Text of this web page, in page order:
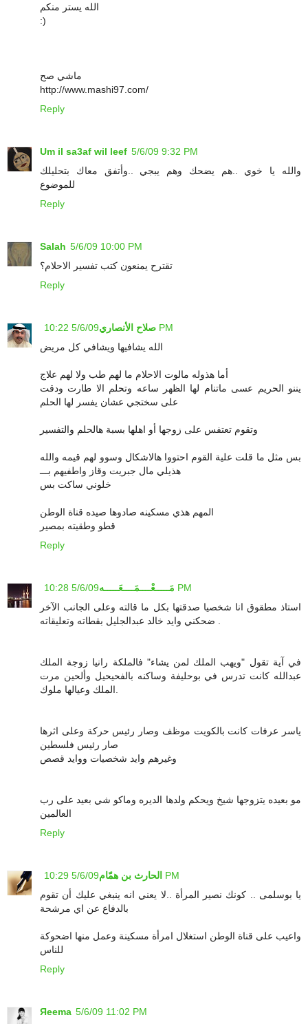
الله يستر منكم
:)
ماشي صح
http://www.mashi97.com/
Reply
Um il sa3af wil leef 5/6/09 9:32 PM
والله يا خوي ..هم يضحك وهم يبجي ..وأتفق معاك بتحليلك
للموضوع
Reply
Salah 5/6/09 10:00 PM
تقترح يمنعون كتب تفسير الاحلام؟
Reply
صلاح الأنصاري 5/6/09 10:22 PM
الله يشافيها ويشافي كل مريض
أما هذوله مالوت الاحلام ما لهم طب ولا لهم علاج
يننو الحريم عسى ماتنام لها الظهر ساعه وتحلم الا طارت ودقت
على سختجي عشان يفسر لها الحلم
وتقوم تعتفس على زوجها أو اهلها بسبة هالحلم والتفسير
بس مثل ما قلت علية القوم احتووا هالاشكال وسوو لهم قيمه والله
هذيلي مال جبريت وقاز واطفيهم بـــ
خلوني ساكت بس
المهم هذي مسكينه صادوها صيده قناة الوطن
قطو وطقيته بمصير
Reply
مَـــــعْــــمَــــعَـــــه 5/6/09 10:28 PM
استاذ مطقوق انا شخصيا صدقتها بكل ما قالته وعلى الجانب الآخر
في آية تقول "ويهب الملك لمن يشاء" فالملكة رانيا زوجة الملك
عبدالله كانت تدرس في بوحليفة وساكنه بالفحيحيل وألحين مرت
ياسر عرفات كانت بالكويت موظف وصار رئيس حركة وعلى اثرها
صار رئيس فلسطين
وغيرهم وايد شخصيات ووايد قصص
مو بعيده يتزوجها شيخ ويحكم ولدها الديره وماكو شي بعيد على رب
العالمين
Reply
الحارث بن همّام 5/6/09 10:29 PM
يا بوسلمى .. كونك نصير المرأة ..لا يعني انه ينبغي عليك أن تقوم
بالدفاع عن اي مرشحة
واعيب على قناة الوطن استغلال امرأة مسكينة وعمل منها اضحوكة
للناس
Reply
Яeema 5/6/09 11:02 PM